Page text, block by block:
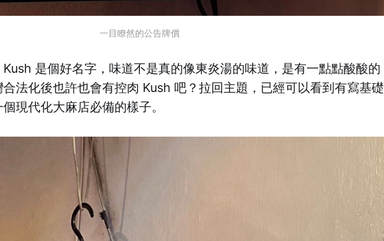
一目瞭然的公告牌價
是個好名字，味道不是真的像東炎湯的味道，是有一點點酸酸的
法化後也許也會有控肉 Kush 吧？拉回主題，已經可以看到有寫基礎
現代化大麻店必備的樣子。